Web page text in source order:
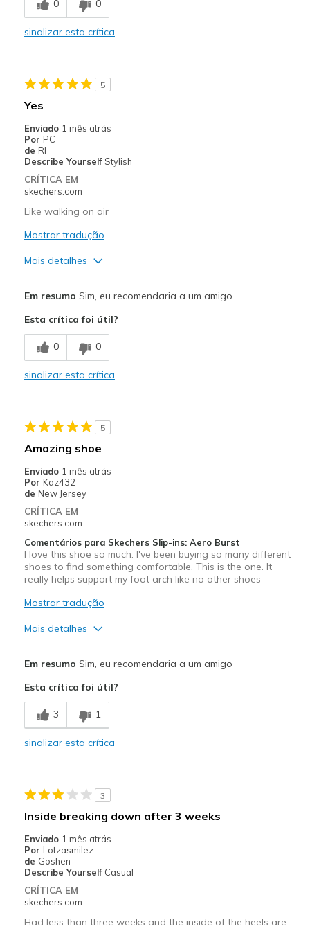
View On Shoes
0 0
sinalizar esta crítica
5
Yes
Enviado 1 mês atrás
Por PC
de RI
Describe Yourself Stylish
CRÍTICA EM
skechers.com
Like walking on air
Mostrar tradução
Mais detalhes
Breathe Well
Comfortable
Melhores utilizações
Going Out
Width
Sizing
Feels true to size
Em resumo Sim, eu recomendaria a um amigo
Esta crítica foi útil?
0 0
sinalizar esta crítica
5
Amazing shoe
Enviado 1 mês atrás
Por Kaz432
de New Jersey
CRÍTICA EM
skechers.com
Comentários para Skechers Slip-ins: Aero Burst
I love this shoe so much. I've been buying so many different
shoes to find something comfortable. This is the one. It
really helps support my foot arch like no other shoes
Mostrar tradução
Mais detalhes
Width
Sizing
View On Shoes
Shoes are for Wearing
Em resumo Sim, eu recomendaria a um amigo
Esta crítica foi útil?
3 1
sinalizar esta crítica
3
Inside breaking down after 3 weeks
Enviado 1 mês atrás
Por Lotzasmilez
de Goshen
Describe Yourself Casual
CRÍTICA EM
skechers.com
Had less than three weeks and the inside of the heels are